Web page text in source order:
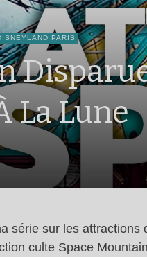
PARIS
La Lune
série sur les
culte Space